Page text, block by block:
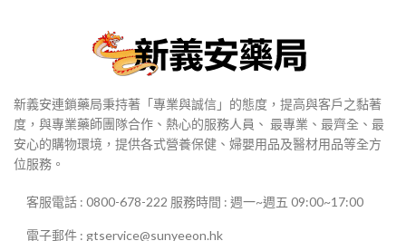
新義安連鎖藥局秉持著「專業與誠信」的態度，提高與客戶之黏著
度，與專業藥師團隊合作、熱心的服務人員、 最專業、最齊全、最
安心的購物環境，提供各式營養保健、婦嬰用品及醫材用品等全方
位服務。
客服電話 : 0800-678-222 服務時間 : 週一~週五 09:00~17:00
電子郵件 : gtservice@sunyeeon.hk